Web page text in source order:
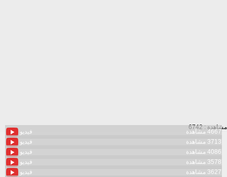
مشاهدة : 6742
فيديو
4667 مشاهدة
فيديو
3713 مشاهدة
فيديو
4086 مشاهدة
فيديو
3578 مشاهدة
فيديو
3627 مشاهدة